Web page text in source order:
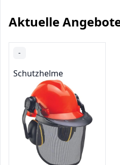
Aktuelle
-
Schutzhelme